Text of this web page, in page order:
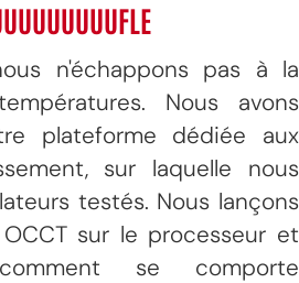
n'échappons pas à la
Nous avons
plateforme dédiée aux
sur laquelle nous
testés. Nous lançons
sur le processeur et
se comporte